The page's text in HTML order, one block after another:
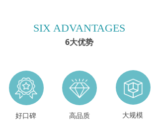
大规模
高品质
好口碑
SIX ADVANTAGES
6大优势